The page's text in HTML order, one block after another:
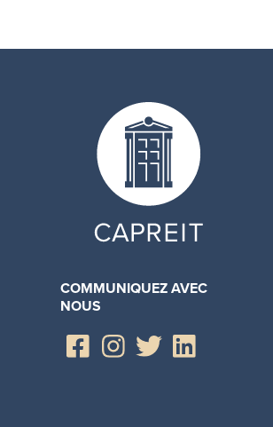
COMMUNIQUEZ AVEC
NOUS